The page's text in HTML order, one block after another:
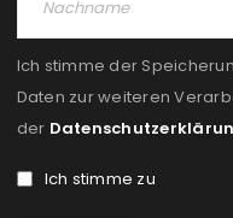
Ich stimme der
Daten zur weiteren
der
Ich stimme zu